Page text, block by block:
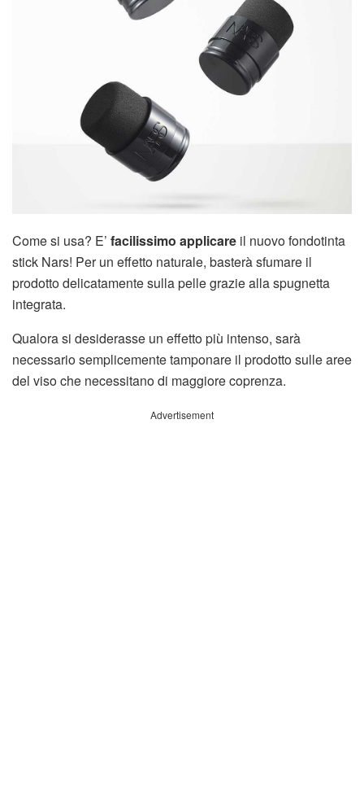
Come si usa? E’ facilissimo applicare il nuovo fondotinta
stick Nars! Per un effetto naturale, basterà sfumare il
prodotto delicatamente sulla pelle grazie alla spugnetta
integrata.
Qualora si desiderasse un effetto più intenso, sarà
necessario semplicemente tamponare il prodotto sulle aree
del viso che necessitano di maggiore coprenza.
Advertisement